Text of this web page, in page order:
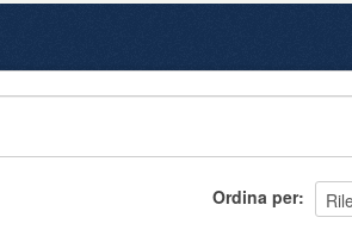
Ordina per